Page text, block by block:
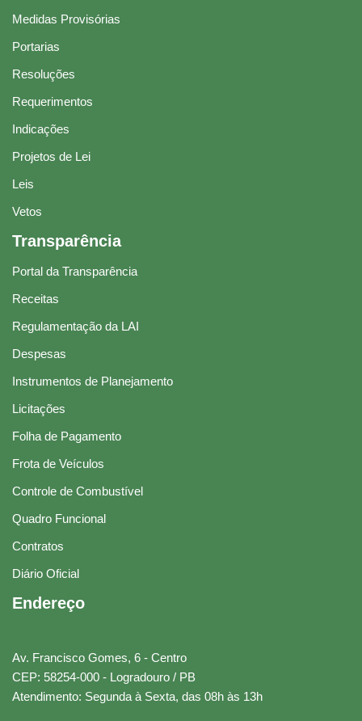
Medidas Provisórias
Portarias
Resoluções
Requerimentos
Indicações
Projetos de Lei
Leis
Vetos
Transparência
Portal da Transparência
Receitas
Regulamentação da LAI
Despesas
Instrumentos de Planejamento
Licitações
Folha de Pagamento
Frota de Veículos
Controle de Combustível
Quadro Funcional
Contratos
Diário Oficial
Endereço
Av. Francisco Gomes, 6 - Centro
CEP: 58254-000 - Logradouro / PB
Atendimento: Segunda à Sexta, das 08h às 13h